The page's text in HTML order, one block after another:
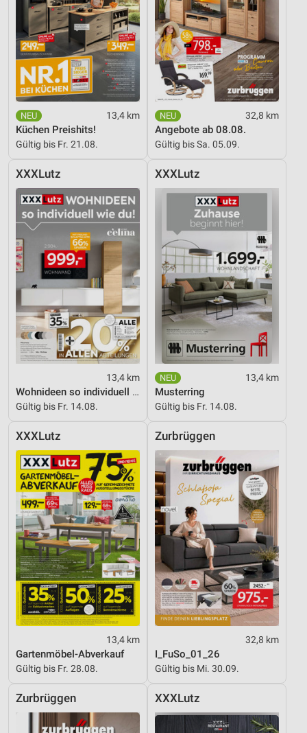
13,4 km
Küchen Preishits!
Gültig bis Fr. 21.08.
32,8 km
Angebote ab 08.08.
Gültig bis Sa. 05.09.
XXXLutz
13,4 km
Wohnideen so individuell wie du!
Gültig bis Fr. 14.08.
XXXLutz
13,4 km
Musterring
Gültig bis Fr. 14.08.
XXXLutz
13,4 km
Gartenmöbel-Abverkauf
Gültig bis Fr. 28.08.
Zurbrüggen
32,8 km
I_FuSo_01_26
Gültig bis Mi. 30.09.
Zurbrüggen XXXLutz